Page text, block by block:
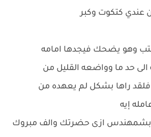
عندي كتكوت وكبر
وهو يضحك فيجدها امامه
حد ما وواضعه القليل من
راها بشكل لم يعهده من
إيه
يابشمهندس ازى حضرتك والف مبروك